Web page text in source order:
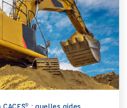
: quelles aides